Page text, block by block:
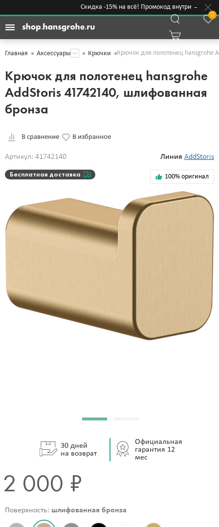
Скидка -15% на всё! Промокод внутри →
0
Главная Аксессуары Крючки Крючок для полотенец hansgrohe
Крючок для полотенец hansgrohe
AddStoris 41742140, шлифованная
бронза
В сравнение В избранное
Артикул: 41742140 Линия AddStoris
Бесплатная доставка 100% оригинал
30 дней
на возврат
Официальная
гарантия 12
мес
2 000 ₽
Поверхность: шлифованная бронза